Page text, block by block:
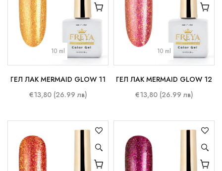
10 ml
ГЕЛ ЛАК MERMAID GLOW 11
€13,80 (26.99 лв)
10 ml
ГЕЛ ЛАК MERMAID GLOW 12
€13,80 (26.99 лв)